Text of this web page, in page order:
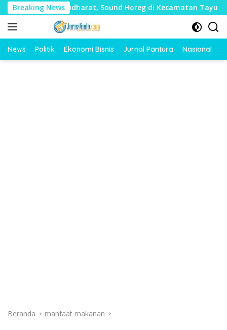
Langsung
ke
konten
Breaking News
Mudharat, Sound Horeg di Kecamatan Tayu Dilarang
News Politik Ekonomi Bisnis Jurnal Pantura Nasional
Beranda manfaat makanan